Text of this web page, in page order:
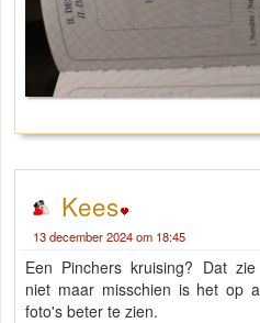
Kees
13 december 2024 om 18:45
Een Pinchers kruising? Dat
niet maar misschien is het op
foto's beter te zien.